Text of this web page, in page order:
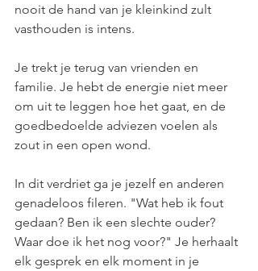
nooit de hand van je kleinkind zult
vasthouden is intens.
Je trekt je terug van vrienden en
familie. Je hebt de energie niet meer
om uit te leggen hoe het gaat, en de
goedbedoelde adviezen voelen als
zout in een open wond.
In dit verdriet ga je jezelf en anderen
genadeloos fileren. "Wat heb ik fout
gedaan? Ben ik een slechte ouder?
Waar doe ik het nog voor?" Je herhaalt
elk gesprek en elk moment in je